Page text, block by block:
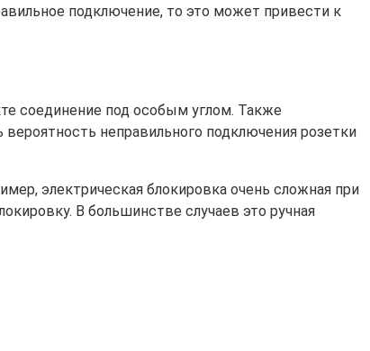
подключение, то это может привести к
соединение под особым углом. Также
неправильного подключения розетки
электрическая блокировка очень сложная при
В большинстве случаев это ручная